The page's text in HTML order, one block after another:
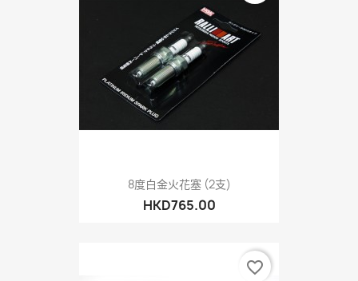
8度白金火花塞 (2支)
HKD765.00
favorite_border